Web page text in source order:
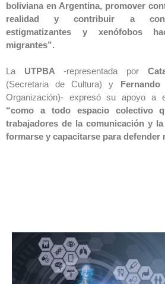
boliviana en Argentina, promover
realidad y contribuir a
estigmatizantes y xenófobos
migrantes”.
La UTPBA -representada por
(Secretaria de Cultura) y
Organización)- expresó su apoyo a
“como a todo espacio colectivo
trabajadores de la comunicación y
formarse y capacitarse para defender